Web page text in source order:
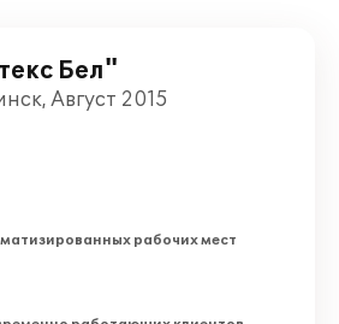
Бел"
Август 2015
рабочих мест